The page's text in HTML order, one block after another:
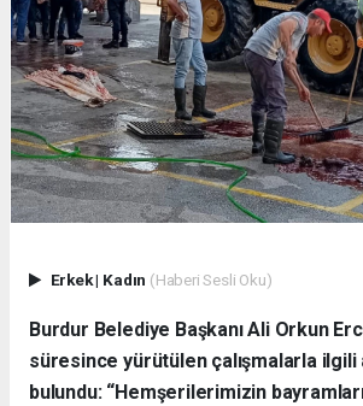
Erkek| Kadın (Haberi Sesli Oku)
Burdur Belediye Başkanı Ali Orkun
süresince yürütülen çalışmalarla ilgili
bulundu: “Hemşerilerimizin